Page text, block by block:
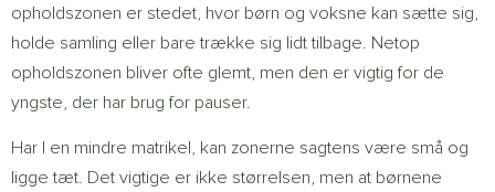
opholdszonen er stedet, hvor børn og voksne kan sætte sig,
holde samling eller bare trække sig lidt tilbage. Netop
opholdszonen bliver ofte glemt, men den er vigtig for de
yngste, der har brug for pauser.
Har I en mindre matrikel, kan zonerne sagtens være små og
ligge tæt. Det vigtige er ikke størrelsen, men at børnene